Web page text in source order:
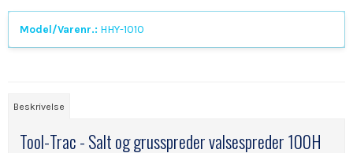
Model/Varenr.: HHY-1010
Beskrivelse
Tool-Trac - Salt og grusspreder valsespreder 100H